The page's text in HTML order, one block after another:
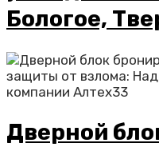
Бологое,
Дверной